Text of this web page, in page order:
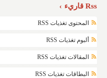
Rss قاريء
المحتوى تغذيات RSS
ألبوم تغذيات RSS
المقالات تغذيات RSS
البطاقات تغذيات RSS